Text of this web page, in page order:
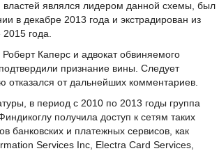
являлся лидером данной схемы, был
в декабре 2013 года и экстрадирован из
года.
Каперс и адвокат обвиняемого
признание вины. Следует
отказался от дальнейших комментариев.
в период с 2010 по 2013 годы группа
получила доступ к сетям таких
банковских и платежных сервисов, как
Services Inc, Electra Card Services,